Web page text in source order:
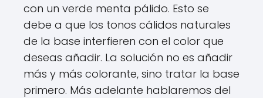
con un verde menta pálido. Esto se
debe a que los tonos cálidos naturales
de la base interfieren con el color que
deseas añadir. La solución no es añadir
más y más colorante, sino tratar la base
primero. Más adelante hablaremos del